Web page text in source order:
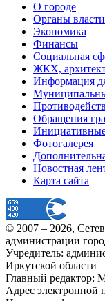
О городе
Органы власти
Экономика
Финансы
Социальная
ЖКХ,
Информация
Обращения
Фотогалерея
Новостная
Карта сайта
© 2007 – 2026,
администрации
Учредитель:
Иркутской области
Главный редактор:
Адрес электронной